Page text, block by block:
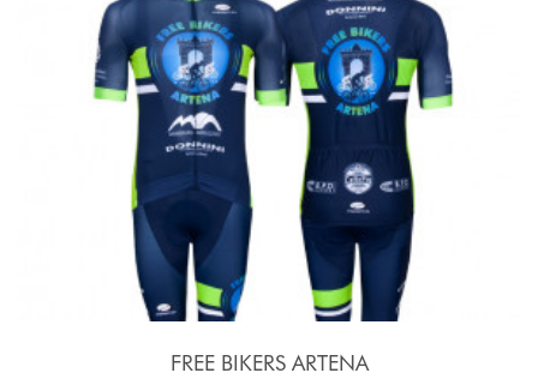
FREE BIKERS ARTENA